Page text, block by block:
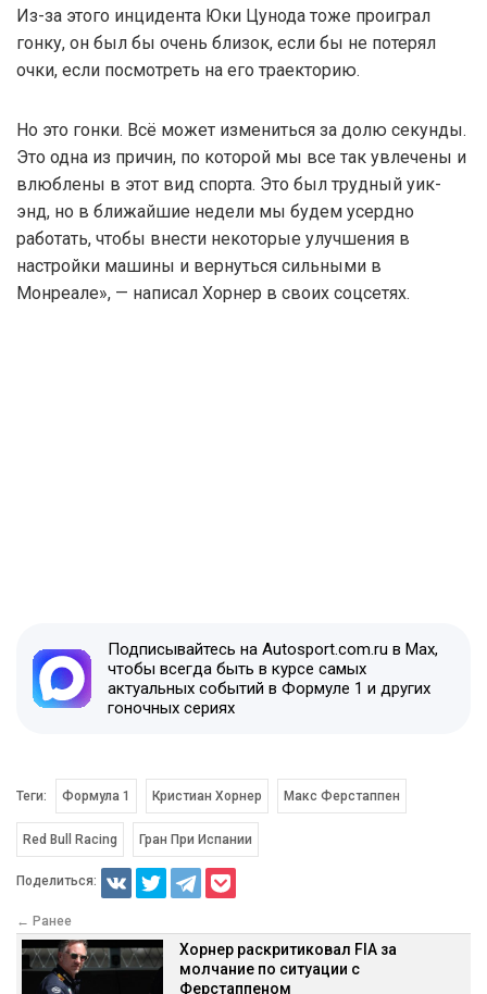
Из-за этого инцидента Юки Цунода тоже проиграл
гонку, он был бы очень близок, если бы не потерял
очки, если посмотреть на его траекторию.
Но это гонки. Всё может измениться за долю секунды.
Это одна из причин, по которой мы все так увлечены и
влюблены в этот вид спорта. Это был трудный уик-
энд, но в ближайшие недели мы будем усердно
работать, чтобы внести некоторые улучшения в
настройки машины и вернуться сильными в
Монреале», — написал Хорнер в своих соцсетях.
Подписывайтесь на Autosport.com.ru в Max,
чтобы всегда быть в курсе самых
актуальных событий в Формуле 1 и других
гоночных сериях
Теги: Формула 1 Кристиан Хорнер Макс Ферстаппен
Red Bull Racing Гран При Испании
Поделиться:
← Ранее
Хорнер раскритиковал FIA за
молчание по ситуации с
Ферстаппеном